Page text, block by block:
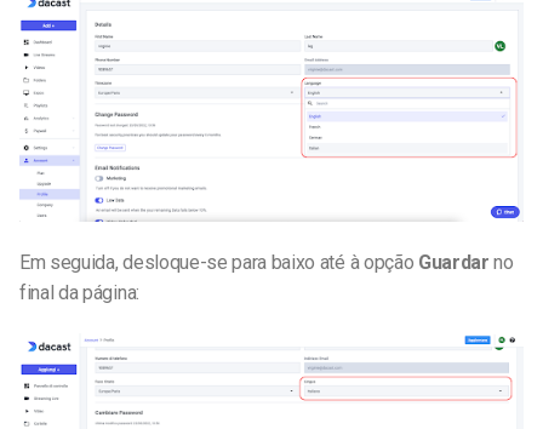
Em seguida, desloque-se para baixo até à opção Guardar no
final da página: